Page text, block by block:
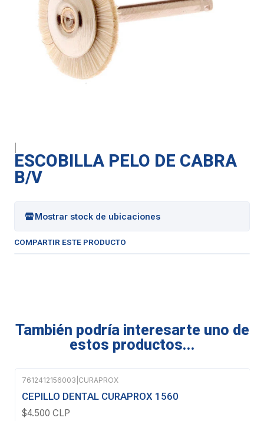
ESCOBILLA PELO DE CABRA
B/V
Mostrar stock de ubicaciones
COMPARTIR ESTE PRODUCTO
También podría interesarte uno de
estos productos...
7612412156003 CURAPROX
CEPILLO DENTAL CURAPROX 1560
$4.500 CLP